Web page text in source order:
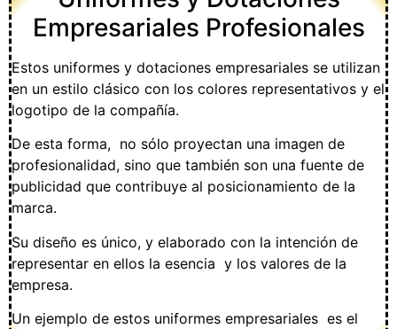
Empresariales Profesionales
Estos uniformes y dotaciones empresariales se utilizan
en un estilo clásico con los colores representativos y el
logotipo de la compañía.
De esta forma, no sólo proyectan una imagen de
profesionalidad, sino que también son una fuente de
publicidad que contribuye al posicionamiento de la
marca.
Su diseño es único, y elaborado con la intención de
representar en ellos la esencia y los valores de la
empresa.
Un ejemplo de estos uniformes empresariales es el